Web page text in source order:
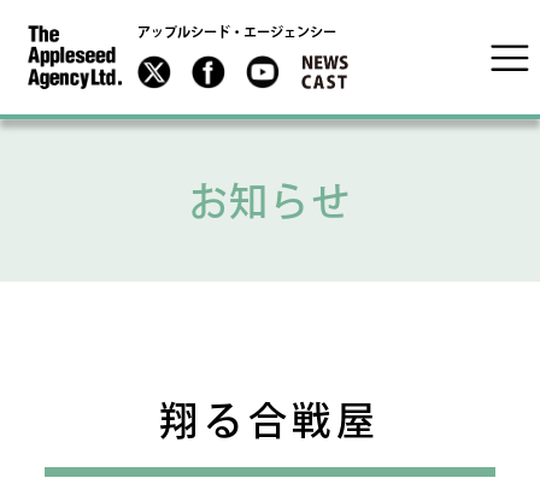
アップルシード・エージェンシー
お知らせ
翔る合戦屋